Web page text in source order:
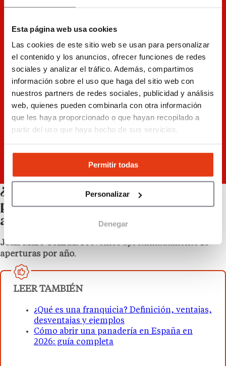
Esta página web usa cookies
Las cookies de este sitio web se usan para personalizar
el contenido y los anuncios, ofrecer funciones de redes
sociales y analizar el tráfico. Además, compartimos
información sobre el uso que haga del sitio web con
nuestros partners de redes sociales, publicidad y análisis
web, quienes pueden combinarla con otra información
que les haya proporcionado o que hayan recopilado a
partir del uso que haya hecho de sus servicios.
Permitir todas
Personalizar
Denegar
¿Cuántas aperturas de franquicias
prevén en España en los próximos 3
a 5 años?
Jean-Marc Conrad: Prevemos aproximadamente10
aperturas por año.
LEER TAMBIÉN
¿Qué es una franquicia? Definición, ventajas,
desventajas y ejemplos
Cómo abrir una panadería en España en
2026: guía completa